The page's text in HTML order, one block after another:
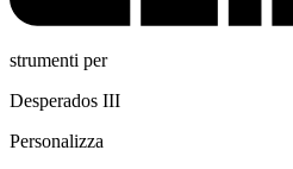
strumenti per
Desperados III
Personalizza